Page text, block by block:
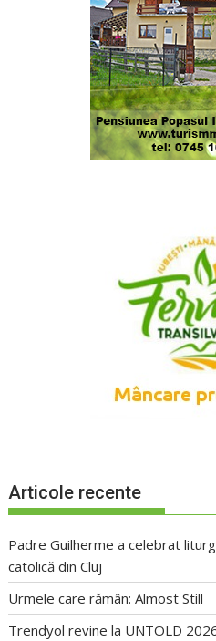
Articole recente
Padre Guilherme a celebrat
catolică din Cluj
Urmele care rămân: Almost Still
Trendyol revine la UNTOLD